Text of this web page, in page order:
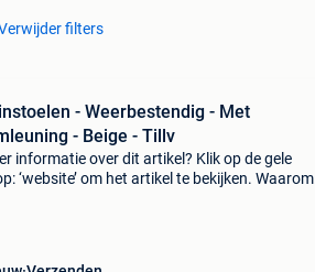
filters
- Weerbestendig - Met
- Beige - Tillv
informatie over dit artikel? Klik op de gele
‘website’ om het artikel te bekijken. Waarom